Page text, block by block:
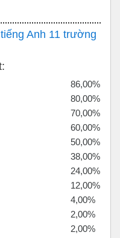
Anh 11 trường
86,00%
80,00%
70,00%
60,00%
50,00%
38,00%
24,00%
12,00%
4,00%
2,00%
2,00%